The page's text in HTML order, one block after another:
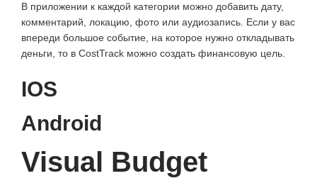
В приложении к каждой категории можно добавить дату,
комментарий, локацию, фото или аудиозапись. Если у вас
впереди большое событие, на которое нужно откладывать
деньги, то в CostTrack можно создать финансовую цель.
IOS
Android
Visual Budget